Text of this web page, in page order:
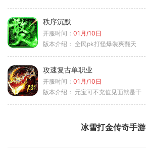
秩序沉默
开服时间： 01月/10日
版本介绍： 全民pk打怪爆装爽翻天
攻速复古单职业
开服时间： 01月/10日
版本介绍： 元宝可不充值见面就是干
冰雪打金传奇手游